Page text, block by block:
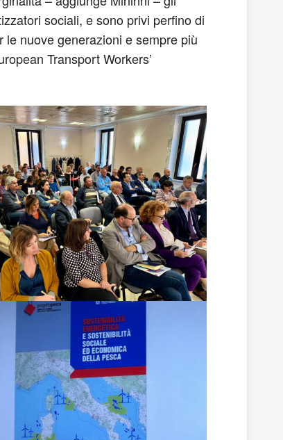
sociali, e sono privi perfino di
nuove generazioni e sempre più
Transport Workers’